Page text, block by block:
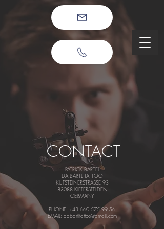
CONTACT
PATRICK BARTEL
DA BARTL TATTOO
KUFSTEINERSTRASSE 93
83088 KIEFERSFELDEN
GERMANY
PHONE: +43 660 575 99 56
EMAIL: dabartltattoo@gmail.com